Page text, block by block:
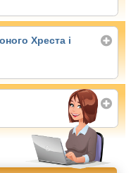
Хреста і